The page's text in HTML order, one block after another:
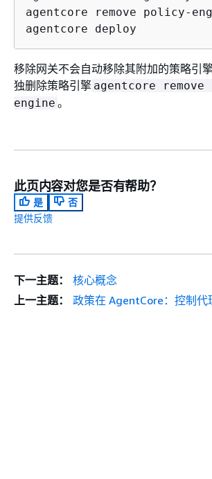
agentcore remove policy-
agentcore deploy
移除网关不会自动移除其附加的策略引
独删除策略引擎 agentcore
engine 。
此页内容对您是否有帮助？
是
否
提供反馈
下一主题：
核心概念
上一主题：
政策在 AgentCore：控制代